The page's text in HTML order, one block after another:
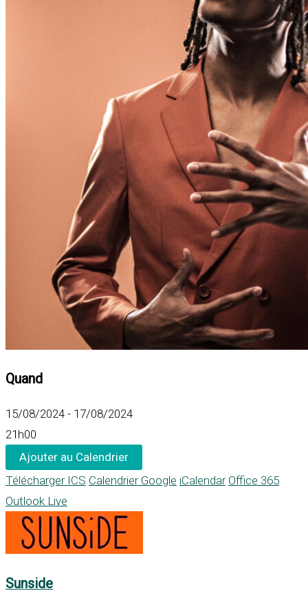
Quand
15/08/2024 - 17/08/2024
21h00
Ajouter au Calendrier
Télécharger ICS Calendrier Google iCalendar Office 365
Outlook Live
Sunside